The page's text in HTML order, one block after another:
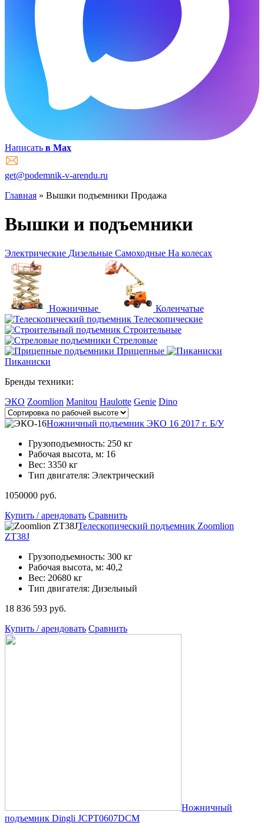
Написать в Max
get@podemnik-v-arendu.ru
Главная » Вышки подъемники Продажа
Вышки и подъемники
Электрические Дизельные Самоходные На колесах
Ножничные
Коленчатые
Телескопические
Строительные
Стреловые
Прицепные
Пиканиски
Бренды техники:
ЭКО Zoomlion Manitou Haulotte Genie Dino
Ножничный подъемник ЭКО 16 2017 г. Б/У
Грузоподъемность: 250 кг
Рабочая высота, м: 16
Вес: 3350 кг
Тип двигателя: Электрический
1050000 руб.
Купить / арендовать Сравнить
Телескопический подъемник Zoomlion
ZT38J
Грузоподъемность: 300 кг
Рабочая высота, м: 40,2
Вес: 20680 кг
Тип двигателя: Дизельный
18 836 593 руб.
Купить / арендовать Сравнить
Ножничный
подъемник Dingli JCPT0607DCM